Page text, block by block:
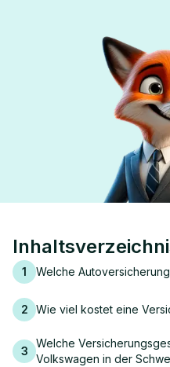
1 Welche
2 Wie viel kostet eine
3
Welche
Volkswagen in der